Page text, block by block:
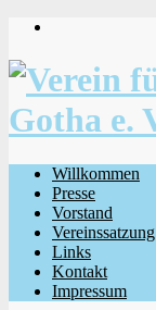
Willkommen
Presse
Vorstand
Vereinssatzung
Links
Kontakt
Impressum